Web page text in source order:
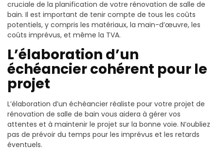
cruciale de la planification de votre rénovation de salle de
bain. Il est important de tenir compte de tous les coûts
potentiels, y compris les matériaux, la main-d’œuvre, les
coûts imprévus, et même la TVA.
L’élaboration d’un
échéancier cohérent pour le
projet
L’élaboration d’un échéancier réaliste pour votre projet de
rénovation de salle de bain vous aidera à gérer vos
attentes et à maintenir le projet sur la bonne voie. N’oubliez
pas de prévoir du temps pour les imprévus et les retards
éventuels.